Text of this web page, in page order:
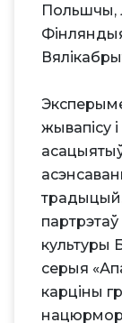
Польшчы,
жывапісу і
традыцый.
партрэтаў
культуры
серыя
карціны